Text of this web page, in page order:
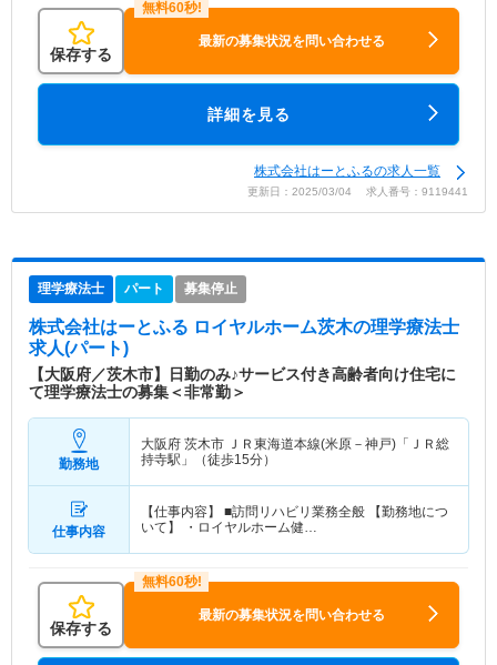
保存する
最新の募集状況を問い合わせる
詳細を見る
株式会社はーとふるの求人一覧
更新日：2025/03/04 求人番号：9119441
理学療法士 パート 募集停止
株式会社はーとふる ロイヤルホーム茨木の理学療法士
求人(パート)
【大阪府／茨木市】日勤のみ♪サービス付き高齢者向け住宅に
て理学療法士の募集＜非常勤＞
勤務地
大阪府 茨木市 ＪＲ東海道本線(米原－神戸)「ＪＲ総
持寺駅」（徒歩15分）
仕事内容
【仕事内容】 ■訪問リハビリ業務全般 【勤務地につ
いて】 ・ロイヤルホーム健…
保存する
最新の募集状況を問い合わせる